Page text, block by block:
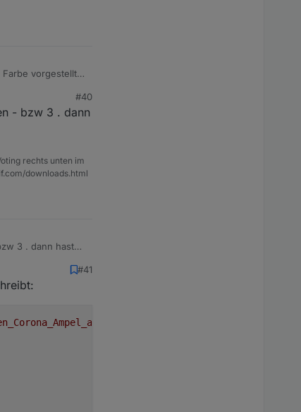
vorgestellt -
#40
- bzw 3 . dann
rechts unten im
downloads.html
3 . dann hast
#41